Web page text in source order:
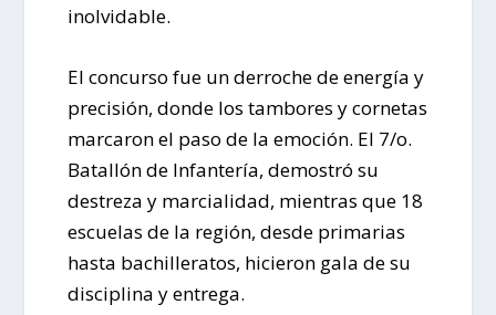
inolvidable.
El concurso fue un derroche de energía y
precisión, donde los tambores y cornetas
marcaron el paso de la emoción. El 7/o.
Batallón de Infantería, demostró su
destreza y marcialidad, mientras que 18
escuelas de la región, desde primarias
hasta bachilleratos, hicieron gala de su
disciplina y entrega.